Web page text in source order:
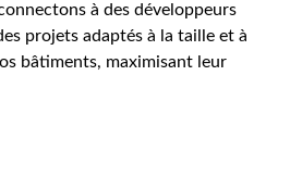
à des développeurs
projets adaptés à la taille et à
bâtiments, maximisant leur